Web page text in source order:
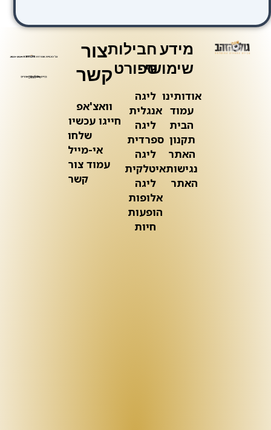
מידע
שימושי
אודותינו
עמוד
הבית
תקנון
האתר
נגישות
האתר
חבילות
ספורט
ליגה
אנגלית
ליגה
ספרדית
ליגה
איטלקית
ליגה
אלופות
הופעות
חיות
צור
קשר
וואצ'אפ
חייגו עכשיו
שלחו
אי-מייל
עמוד צור
קשר